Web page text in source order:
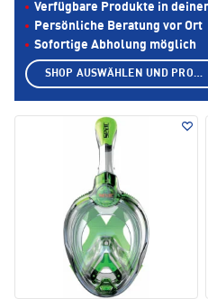
Verfügbare Produkte in
Persönliche Beratung vor Ort
Sofortige Abholung möglich
SHOP AUSWÄHLEN UND PRODUKTE ANZEIGEN